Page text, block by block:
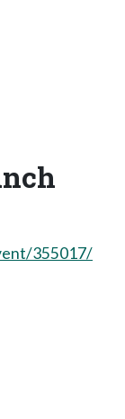
355017/